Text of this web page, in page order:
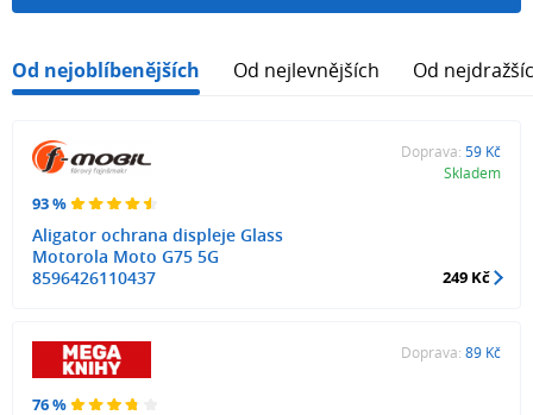
Od nejoblíbenějších Od nejlevnějších Od
93 %
Aligator ochrana displeje Glass
Motorola Moto G75 5G
8596426110437
Doprava: 59 Kč
Skladem
249 Kč
76 %
Doprava: 89 Kč